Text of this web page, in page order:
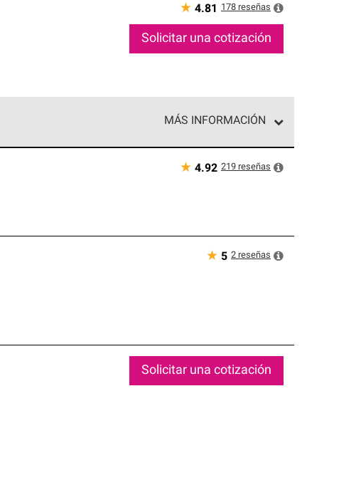
y destreza incomparable. Solo ellos pueden
★ 4.81 178 reseñas
Solicitar una cotización
MÁS INFORMACIÓN
y confiabilidad.
★ 4.92 219 reseñas
★ 5 2 reseñas
Solicitar una cotización